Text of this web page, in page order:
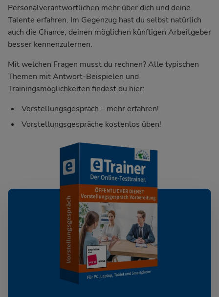
Personalverantwortlichen mehr über dich und deine
Talente erfahren. Im Gegenzug hast du selbst natürlich
auch die Chance, deinen möglichen künftigen Arbeitgeber
besser kennenzulernen.
Mit welchen Fragen musst du rechnen? Alle typischen
Themen mit Antwort-Beispielen und
Trainingsmöglichkeiten findest du hier:
Vorstellungsgespräch – mehr erfahren!
Vorstellungsgespräche kostenlos üben!